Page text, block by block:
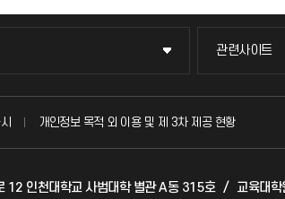
관련사이트
관련사이트
국방헬프콜
산학협력단
개인정보 목적 외 이용 및 제 3차 제공 현황
12 인천대학교 사범대학 별관 A동 315호 / 교육대